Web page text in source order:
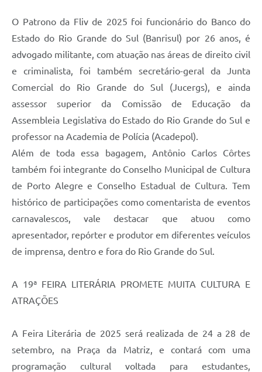
O Patrono da Fliv de 2025 foi funcionário do Banco do
Estado do Rio Grande do Sul (Banrisul) por 26 anos, é
advogado militante, com atuação nas áreas de direito civil
e criminalista, foi também secretário-geral da Junta
Comercial do Rio Grande do Sul (Jucergs), e ainda
assessor superior da Comissão de Educação da
Assembleia Legislativa do Estado do Rio Grande do Sul e
professor na Academia de Polícia (Acadepol).
Além de toda essa bagagem, Antônio Carlos Côrtes
também foi integrante do Conselho Municipal de Cultura
de Porto Alegre e Conselho Estadual de Cultura. Tem
histórico de participações como comentarista de eventos
carnavalescos, vale destacar que atuou como
apresentador, repórter e produtor em diferentes veículos
de imprensa, dentro e fora do Rio Grande do Sul.
A 19ª FEIRA LITERÁRIA PROMETE MUITA CULTURA E
ATRAÇÕES
A Feira Literária de 2025 será realizada de 24 a 28 de
setembro, na Praça da Matriz, e contará com uma
programação cultural voltada para estudantes,